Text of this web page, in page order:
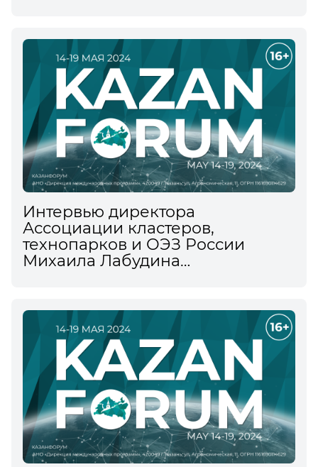
Интервью директора
Ассоциации кластеров,
технопарков и ОЭЗ России
Михаила Лабудина
экономическом форуме